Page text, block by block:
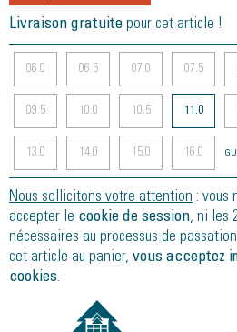
Livraison gratuite pour cet article !
06.0 06.5 07.0 07.5
09.5 10.0 10.5 11.0
13.0 14.0 15.0 16.0
Nous sollicitons votre attention : vous
accepter le cookie de session, ni les
nécessaires au processus de
cet article au panier, vous acceptez
cookies.